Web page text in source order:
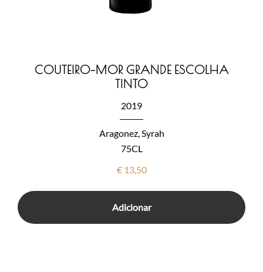
COUTEIRO-MOR GRANDE ESCOLHA
TINTO
2019
Aragonez, Syrah
75CL
€13,50
Adicionar